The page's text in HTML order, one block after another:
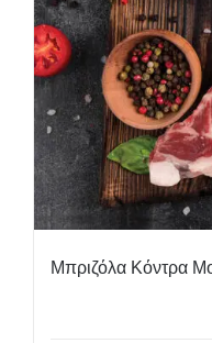
Μπριζόλα Κόντρα